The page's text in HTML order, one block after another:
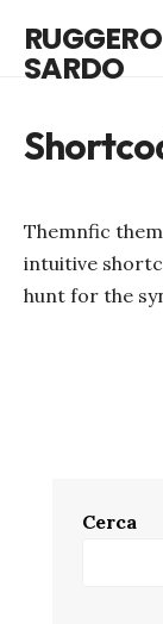
RUGGERO
SARDO
Themnfic
intuitive
hunt for the
Cerca